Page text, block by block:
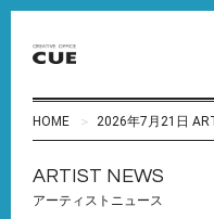
HOME 2026年7月21日
ARTIST NEWS
アーティストニュース